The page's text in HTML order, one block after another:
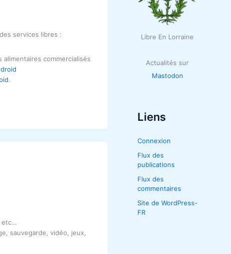
services libres :
commercialisés
.
etc…
sauvegarde, vidéo, jeux,
Libre En Lorraine
Actualités sur
Mastodon
Liens
Connexion
Flux des
publications
Flux des
commentaires
Site de WordPress-
FR